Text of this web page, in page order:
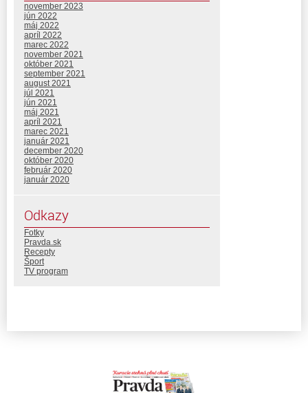
november 2023
jún 2022
máj 2022
apríl 2022
marec 2022
november 2021
október 2021
september 2021
august 2021
júl 2021
jún 2021
máj 2021
apríl 2021
marec 2021
január 2021
december 2020
október 2020
február 2020
január 2020
Odkazy
Fotky
Pravda.sk
Recepty
Šport
TV program